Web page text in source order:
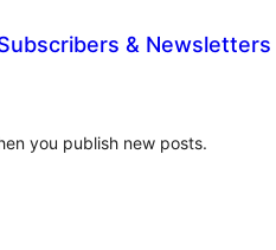
& Newsletters
you publish new posts.